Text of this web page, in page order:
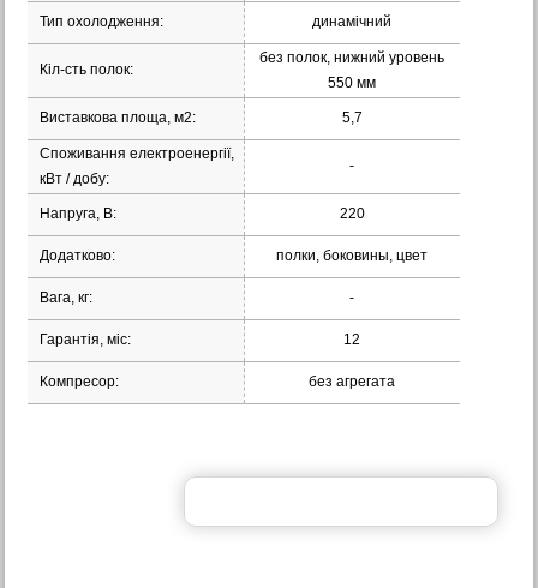
Тип охолодження: динамічний
Кіл-сть полок:
без полок, нижний уровень
550 мм
Виставкова площа, м2: 5,7
Споживання електроенергії,
кВт / добу:
-
Напруга, В: 220
Додатково: полки, боковины, цвет
Вага, кг: -
Гарантія, міс: 12
Компресор: без агрегата